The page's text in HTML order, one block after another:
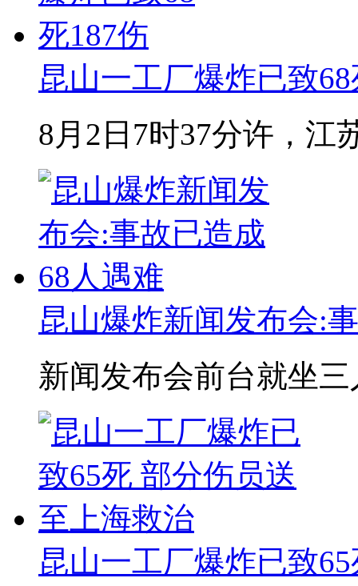
昆山一工厂爆炸已致
8月2日7时37分许，江
昆山爆炸新闻发布会:
新闻发布会前台就坐
昆山一工厂爆炸已致